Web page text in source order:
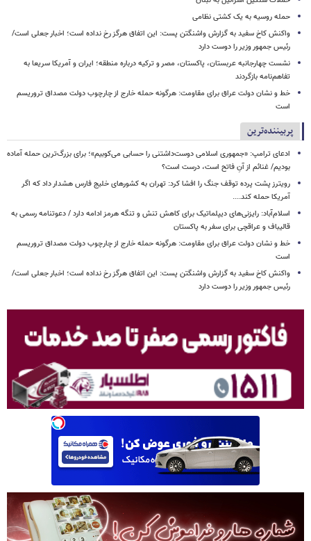
حمله روسیه به یک کشتی نظامی
واکنش کاخ سفید به گزارش واشنگتن پست: این اتفاق هرگز رخ نداده است؛ اخبار جعلی است/
رئیس جمهور وزیر را دوست دارد
نشست چهارجانبه عربستان، پاکستان، مصر و ترکیه درباره منطقه؛ ایران و آمریکا سریعا به
تفاهم‌نامه بازگردند
خط و نشان دولت عراق برای مقاومت: هرگونه حمله خارج از چارچوب دولت مصداق تروریسم
است
پربیننده‌ترین
ادعای ترامپ: «جمهوری اسلامی دوست‌داشتنی را حسابی می‌کوبیم»؛ برای بزرگ‌ترین حمله آماده
بودیم/ غنائم از آنِ فاتح است، درست است؟
رویترز پشت پرده توقف جنگ را افشا کرد: تهران به کشورهای خلیج فارس هشدار داد که اگر
آمریکا حمله کند....
اسلام‌آباد: رایزنی‌های دیپلماتیک برای کاهش تنش و تنگه هرمز ادامه دارد / دعوتنامه رسمی به
قالیباف و عراقچی برای سفر به پاکستان
خط و نشان دولت عراق برای مقاومت: هرگونه حمله خارج از چارچوب دولت مصداق تروریسم
است
واکنش کاخ سفید به گزارش واشنگتن پست: این اتفاق هرگز رخ نداده است؛ اخبار جعلی است/
رئیس جمهور وزیر را دوست دارد